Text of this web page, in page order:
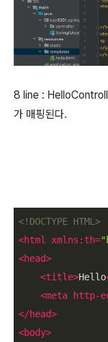
8 line :
가 매핑된다.
<!DOCTYPE HTML >
<html xmlns:th=
<head>
<title>Hello
<meta http-
</head>
<body>